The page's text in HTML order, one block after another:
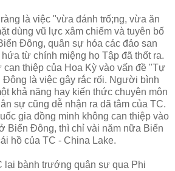
là việc "vừa đánh trố;ng, vừa ăn
dùng vũ lực xâm chiếm và tuyên bố
Đông, quân sự hóa các đảo san
từ chính miệng họ Tập đã thốt ra.
can thiệp của Hoa Kỳ vào vấn đề "Tự
Đông là việc gây rắc rối. Người bình
khả năng hay kiến thức chuyên môn
sự cũng dễ nhận ra dã tâm của TC.
gia đồng minh không can thiệp vào
Biển Đông, thì chỉ vài năm nữa Biển
hồ của TC - China Lake.
lại bành trướng quân sự qua Phi